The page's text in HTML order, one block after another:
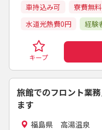
車持込み可
寮費無料
水道光熱費0円
経験
キープ
旅館でのフロント業
ます
福島県 高湯温泉